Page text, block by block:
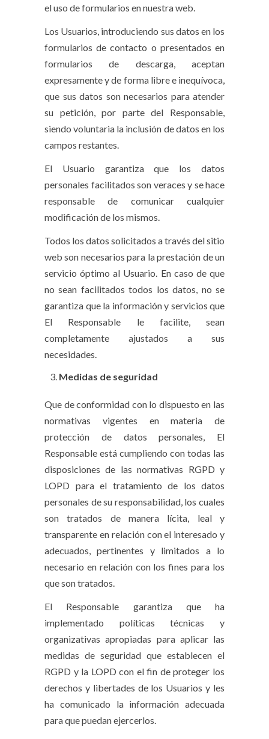
el uso de formularios en nuestra web.
Los Usuarios, introduciendo sus datos en los
formularios de contacto o presentados en
formularios de descarga, aceptan
expresamente y de forma libre e inequívoca,
que sus datos son necesarios para atender
su petición, por parte del Responsable,
siendo voluntaria la inclusión de datos en los
campos restantes.
El Usuario garantiza que los datos
personales facilitados son veraces y se hace
responsable de comunicar cualquier
modificación de los mismos.
Todos los datos solicitados a través del sitio
web son necesarios para la prestación de un
servicio óptimo al Usuario. En caso de que
no sean facilitados todos los datos, no se
garantiza que la información y servicios que
El Responsable le facilite, sean
completamente ajustados a sus
necesidades.
Medidas de seguridad
Que de conformidad con lo dispuesto en las
normativas vigentes en materia de
protección de datos personales, El
Responsable está cumpliendo con todas las
disposiciones de las normativas RGPD y
LOPD para el tratamiento de los datos
personales de su responsabilidad, los cuales
son tratados de manera lícita, leal y
transparente en relación con el interesado y
adecuados, pertinentes y limitados a lo
necesario en relación con los fines para los
que son tratados.
El Responsable garantiza que ha
implementado políticas técnicas y
organizativas apropiadas para aplicar las
medidas de seguridad que establecen el
RGPD y la LOPD con el fin de proteger los
derechos y libertades de los Usuarios y les
ha comunicado la información adecuada
para que puedan ejercerlos.